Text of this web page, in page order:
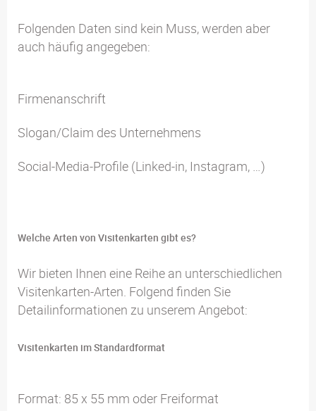
Folgenden Daten sind kein Muss, werden aber
auch häufig angegeben:
Firmenanschrift
Slogan/Claim des Unternehmens
Social-Media-Profile (Linked-in, Instagram, …)
Welche Arten von Visitenkarten gibt es?
Wir bieten Ihnen eine Reihe an unterschiedlichen
Visitenkarten-Arten. Folgend finden Sie
Detailinformationen zu unserem Angebot:
Visitenkarten im Standardformat
Format: 85 x 55 mm oder Freiformat